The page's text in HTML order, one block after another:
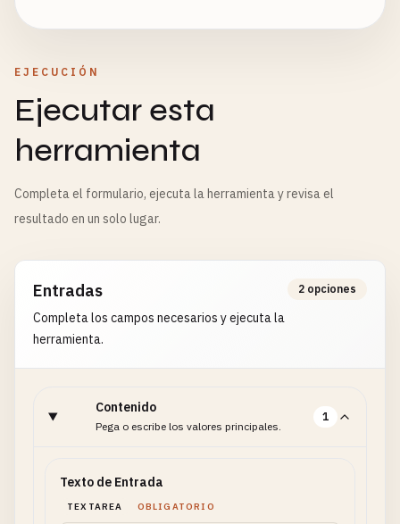
EJECUCIÓN
Ejecutar esta
herramienta
Completa el formulario, ejecuta la herramienta y revisa el
resultado en un solo lugar.
Entradas
Completa los campos necesarios y ejecuta la
herramienta.
2 opciones
Contenido
Pega o escribe los valores principales.
1
Texto de Entrada
TEXTAREA OBLIGATORIO